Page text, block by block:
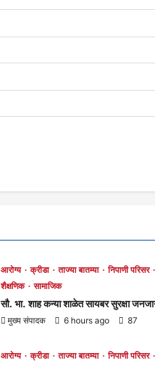
आरोग्य क्रीडा ताज्या बातम्या निपाणी परिसर
शैक्षणिक
सामाजिक
सौ. भा. शाह कन्या शाळेत सायबर सुरक्षा
मुख्य संपादक 6 hours ago 87
आरोग्य क्रीडा ताज्या बातम्या निपाणी परिसर